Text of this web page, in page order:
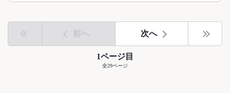
前へ 次へ
1ページ目
全29ページ